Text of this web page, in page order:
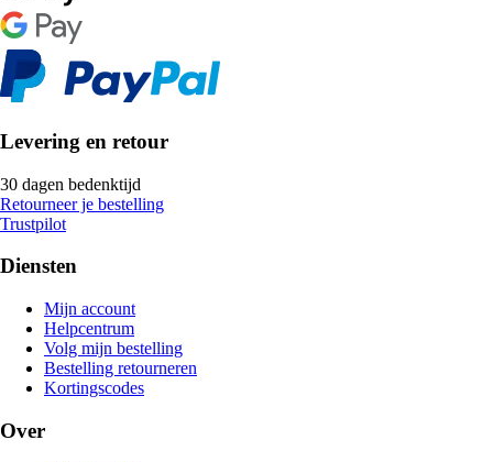
Levering en retour
30 dagen bedenktijd
Retourneer je bestelling
Trustpilot
Diensten
Mijn account
Helpcentrum
Volg mijn bestelling
Bestelling retourneren
Kortingscodes
Over